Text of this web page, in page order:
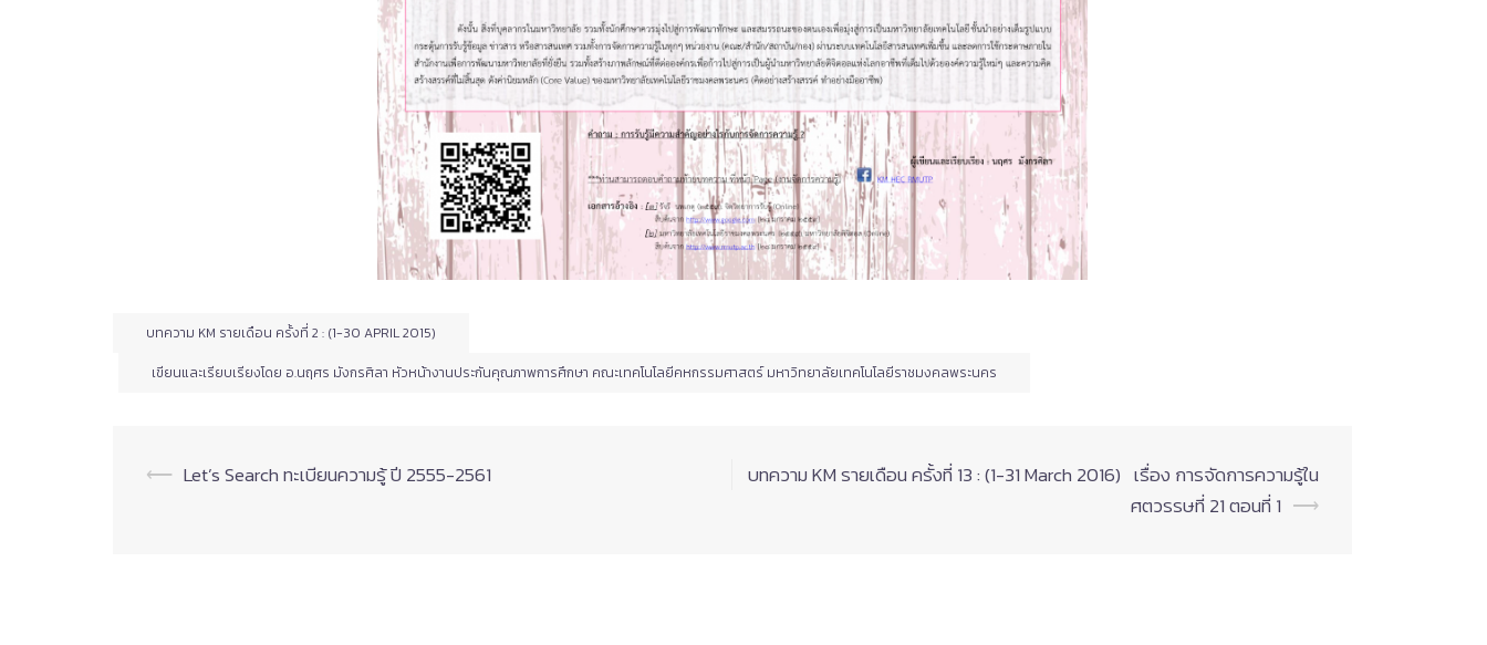
บทความ KM รายเดือน ครั้งที่ 2 : (1-30 APRIL 2015)
เขียนและเรียบเรียงโดย อ.นฤศร มังกรศิลา หัวหน้างานประกันคุณภาพการศึกษา คณะเทคโนโลยีคหกรรมศาสตร์ มหาวิทยาลัยเทคโนโลยีราชมงคลพระนคร
Post
⟵ Let’s Search ทะเบียนความรู้ ปี 2555-2561
บทความ KM รายเดือน ครั้งที่ 13 : (1-31 March 2016) เรื่อง การจัดการความรู้ใน
ศตวรรษที่ 21 ตอนที่ 1 ⟶